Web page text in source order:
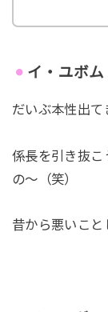
イ・ユボム
だいぶ本性出て
係長を引き抜
の～（笑）
昔から悪いこと